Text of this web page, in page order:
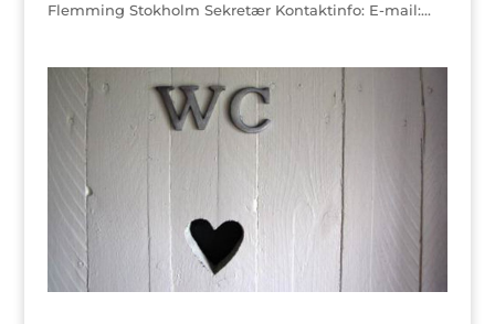
Flemming Stokholm Sekretær Kontaktinfo: E-mail:...